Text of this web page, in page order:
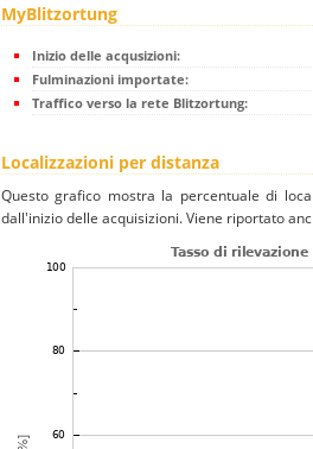
MyBlitzortung
Inizio delle acqusizioni:
Fulminazioni importate:
Traffico verso la rete Blitzortung:
Localizzazioni per distanza
Questo grafico mostra la percentuale di
dall'inizio delle acquisizioni. Viene riportato